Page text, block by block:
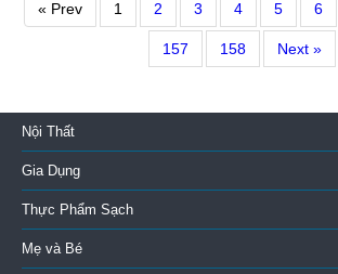
« Prev 1 2 3 4 5 6
157 158 Next »
Nội Thất
Gia Dụng
Thực Phẩm Sạch
Mẹ và Bé